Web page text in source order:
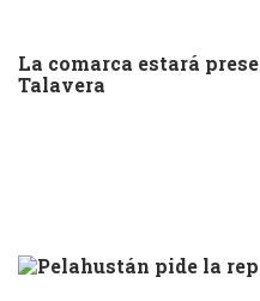
La comarca estará
Talavera